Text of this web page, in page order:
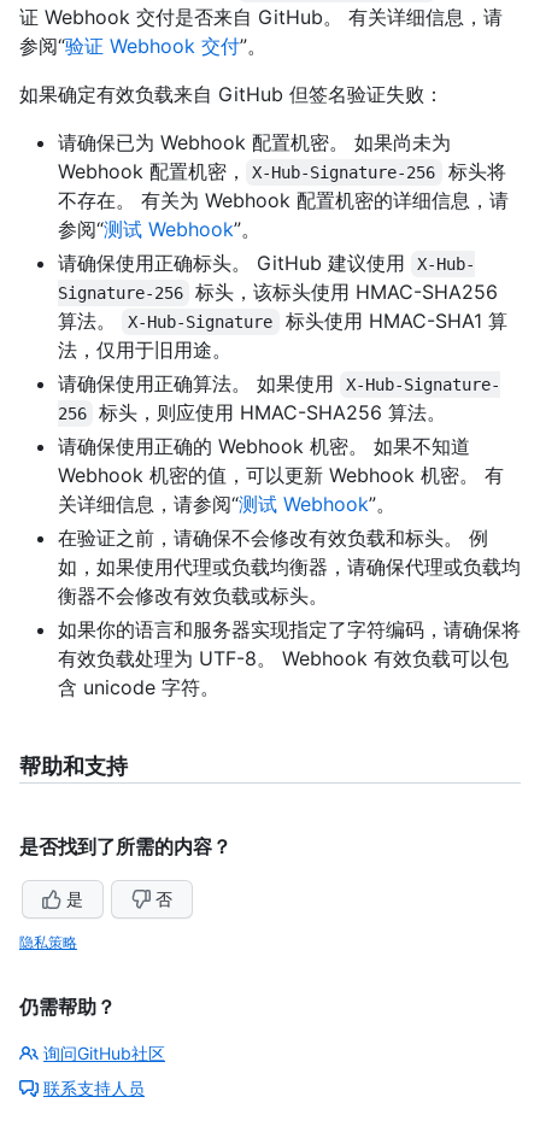
证 Webhook 交付是否来自 GitHub。 有关详细信息，请
参阅“验证 Webhook 交付”。
如果确定有效负载来自 GitHub 但签名验证失败：
请确保已为 Webhook 配置机密。 如果尚未为
Webhook 配置机密，
X-Hub-Signature-256
标头将
不存在。 有关为 Webhook 配置机密的详细信息，请
参阅“测试 Webhook”。
请确保使用正确标头。 GitHub 建议使用
X-Hub-
Signature-256
标头，该标头使用 HMAC-SHA256
算法。
X-Hub-Signature
标头使用 HMAC-SHA1 算
法，仅用于旧用途。
请确保使用正确算法。 如果使用
X-Hub-Signature-
256
标头，则应使用 HMAC-SHA256 算法。
请确保使用正确的 Webhook 机密。 如果不知道
Webhook 机密的值，可以更新 Webhook 机密。 有
关详细信息，请参阅“测试 Webhook”。
在验证之前，请确保不会修改有效负载和标头。 例
如，如果使用代理或负载均衡器，请确保代理或负载均
衡器不会修改有效负载或标头。
如果你的语言和服务器实现指定了字符编码，请确保将
有效负载处理为 UTF-8。 Webhook 有效负载可以包
含 unicode 字符。
帮助和支持
是否找到了所需的内容？
是 否
隐私策略
仍需帮助？
询问GitHub社区
联系支持人员